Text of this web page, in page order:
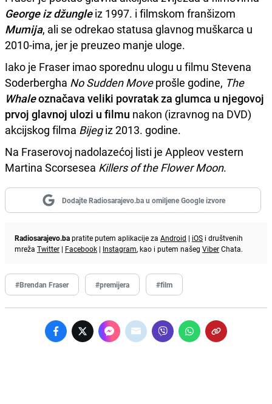
George iz džungleiz 1997. i filmskom franšizom
Mumija, ali se odrekao statusa glavnog muškarca u
2010-ima, jer je preuzeo manje uloge.
Iako je Fraser imao sporednu ulogu u filmu Stevena
Soderbergha No Sudden Moveprošle godine, The
Whaleoznačava veliki povratak za glumca u njegovoj
prvoj glavnoj ulozi u filmu nakon (izravnog na DVD)
akcijskog filma Bijegiz 2013. godine.
Na Fraserovoj nadolazećoj listi je Appleov vestern
Martina Scorsesea Killers of the Flower Moon.
Dodajte Radiosarajevo.ba u omiljene Google izvore
Radiosarajevo.bapratite putem aplikacije za Android | iOS i društvenih
mreža Twitter | Facebook | Instagram, kao i putem našeg ViberChata.
#Brendan Fraser #premijera #film